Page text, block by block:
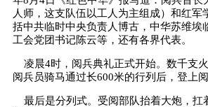
人师，这支队伍以工人为主组成）和红
括中共临时中央负责人博古，中华苏维
工会党团书记陈云等，还有各界代表。
凌晨4时，阅兵典礼正式开始。数千支
阅兵员骑马通过长600米的行列后，登上
最后是分列式。受阅部队抬着大炮，扛